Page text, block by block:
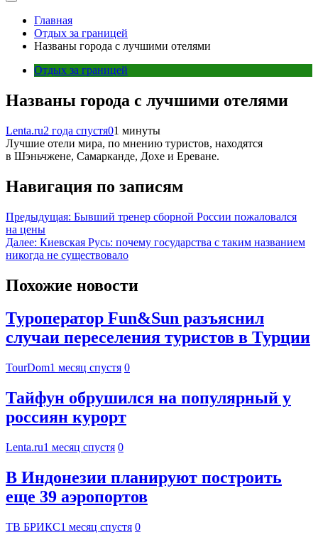
Главная
Отдых за границей
Названы города с лучшими отелями
Отдых за границей
Названы города с лучшими отелями
Lenta.ru2 года спустя01 минуты
Лучшие отели мира, по мнению туристов, находятся
в Шэньчжене, Самарканде, Дохе и Ереване.
Навигация по записям
Предыдущая: Бывший тренер сборной России пожаловался
на цены
Далее: Киевская Русь: почему государства с таким названием
никогда не существовало
Похожие новости
Туроператор Fun&Sun разъяснил
случаи переселения туристов в Турции
TourDom1 месяц спустя 0
Тайфун обрушился на популярный у
россиян курорт
Lenta.ru1 месяц спустя 0
В Индонезии планируют построить
еще 39 аэропортов
ТВ БРИКС1 месяц спустя 0